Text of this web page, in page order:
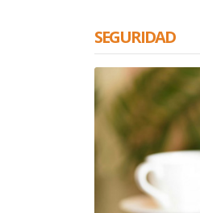
SEGURIDAD